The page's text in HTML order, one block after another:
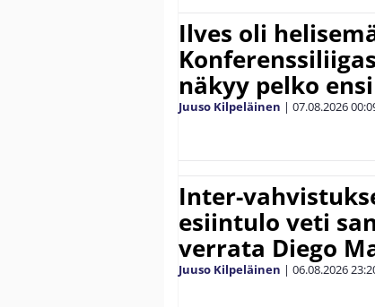
Ilves oli
näkyy pelko
Juuso Kilpeläinen | 07.08.2026
Inter-
esiintulo veti
verrata Diego
Juuso Kilpeläinen | 06.08.2026